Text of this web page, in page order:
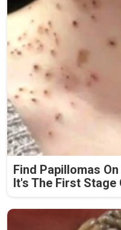
Find Papillomas
It's The First Stage